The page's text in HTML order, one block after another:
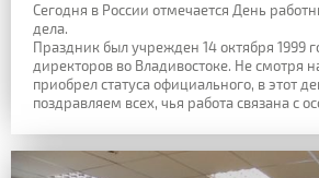
Сегодня в России отмечается День
дела.
Праздник был учрежден 14 октября 1999
директоров во Владивостоке. Не смотря
приобрел статуса официального, в этот
поздравляем всех, чья работа связана с